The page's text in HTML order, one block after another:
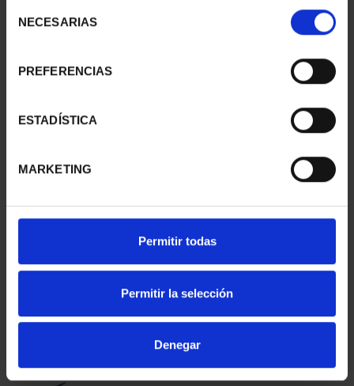
NECESARIAS
PREFERENCIAS
ESTADÍSTICA
MARKETING
Permitir todas
Permitir la selección
Denegar
Sólo para usuarios
registrados
Sólo para usuarios
registrados
PROVINCIA 3
registrados
PROVINCIA 4
registrados